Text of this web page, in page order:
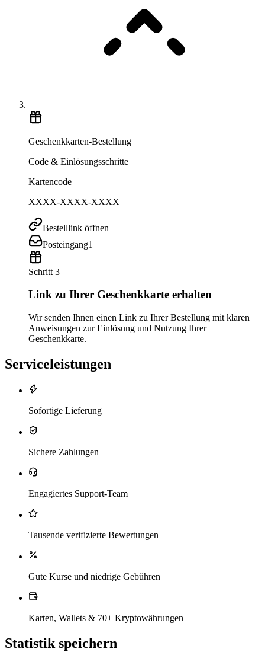
Geschenkkarten-Bestellung
Code & Einlösungsschritte
Kartencode
XXXX-XXXX-XXXX
Bestelllink öffnen
Posteingang1
Schritt 3
Link zu Ihrer Geschenkkarte erhalten
Wir senden Ihnen einen Link zu Ihrer Bestellung mit klaren
Anweisungen zur Einlösung und Nutzung Ihrer
Geschenkkarte.
Serviceleistungen
Sofortige Lieferung
Sichere Zahlungen
Engagiertes Support-Team
Tausende verifizierte Bewertungen
Gute Kurse und niedrige Gebühren
Karten, Wallets & 70+ Kryptowährungen
Statistik speichern